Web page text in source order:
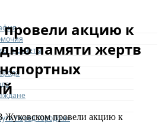
и отчеты
перед городом»
акцию к
памяти жертв
Жуковском провели акцию к